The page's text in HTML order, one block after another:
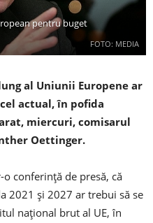
FOTO: MEDIA
pentru buget
al Uniunii Europene ar
actual, în pofida
miercuri, comisarul
Oettinger.
conferință de presă, că
2021 și 2027 ar trebui să se
național brut al UE, în